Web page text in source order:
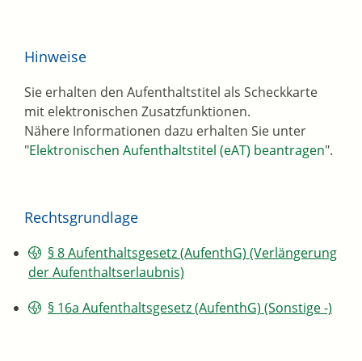
Hinweise
Sie erhalten den Aufenthaltstitel als Scheckkarte
mit elektronischen Zusatzfunktionen.
Nähere Informationen dazu erhalten Sie unter
"Elektronischen Aufenthaltstitel (eAT) beantragen".
Rechtsgrundlage
§ 8 Aufenthaltsgesetz (AufenthG) (Verlängerung
der Aufenthaltserlaubnis)
§ 16a Aufenthaltsgesetz (AufenthG) (Sonstige -)